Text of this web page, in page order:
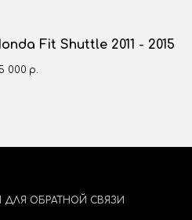
Fit Shuttle 2011 - 2015
000 р.
ДЛЯ ОБРАТНОЙ СВЯЗИ